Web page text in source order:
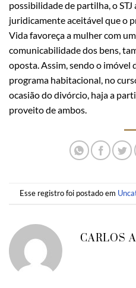
possibilidade de partilha, o STJ
juridicamente aceitável que o
Vida favoreça a mulher com
comunicabilidade dos bens,
oposta. Assim, sendo o imóvel
programa habitacional, no
ocasião do divórcio, haja a
proveito de ambos.
Esse registro foi postado em
CARLOS